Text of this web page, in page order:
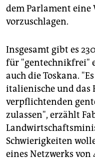
dem Parlament eine
vorzuschlagen.
Insgesamt gibt es
für "gentechnikfrei"
auch die Toskana.
italienische und das
verpflichtenden
zulassen", erzählt
Schwierigkeiten
eines Netzwerks